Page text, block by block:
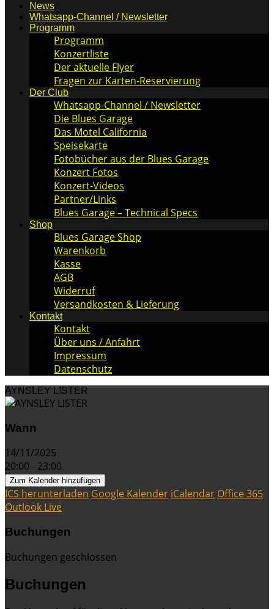
News
Whatsapp-Channel / Newsletter
Programm
Programm
Konzertliste
Der aktuelle Flyer
Fragen zur Karten-Reservierung
Der Club
Whatsapp-Channel / Newsletter
Die Blues Garage
Das Motel California
Speisekarte
Fotobücher aus der Blues Garage
Konzert Fotos
Konzert-Videos
Partner/Links
Blues Garage – Technical Specs
Shop
Blues Garage Shop
Warenkorb
Kasse
AGB
Widerruf
Versandkosten & Lieferung
Kontakt
Kontakt
Über uns / Anfahrt
Impressum
Datenschutz
AYNSLEY LISTER
Wann
14/11/2025
20:00 - 23:00
Zum Kalender hinzufügen
ICS herunterladen Google Kalender iCalendar Office 365
Outlook Live
Buchungen
Buchungen geschlossen
Buchungen